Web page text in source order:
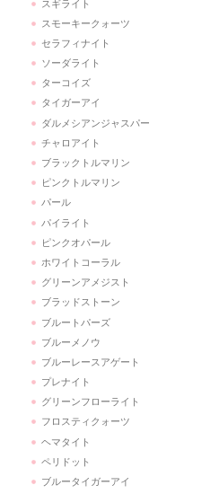
スギライト
スモーキークォーツ
セラフィナイト
ソーダライト
ターコイズ
タイガーアイ
ダルメシアンジャスパー
チャロアイト
ブラックトルマリン
ピンクトルマリン
パール
パイライト
ピンクオパール
ホワイトコーラル
グリーンアメジスト
ブラッドストーン
ブルートパーズ
ブルーメノウ
ブルーレースアゲート
プレナイト
グリーンフローライト
フロスティクォーツ
ヘマタイト
ペリドット
ブルータイガーアイ